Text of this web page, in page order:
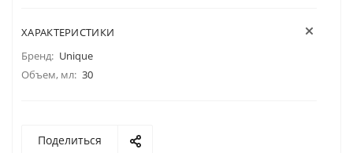
ХАРАКТЕРИСТИКИ
Бренд: Unique
Объем, мл: 30
Поделиться